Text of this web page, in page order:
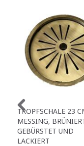
TROPFSCHALE 23
MESSING,
GEBÜRSTET UND
LACKIERT